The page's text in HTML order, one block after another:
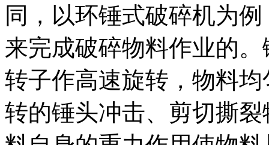
同，以环锤式破碎机为
来完成破碎物料作业的
转子作高速旋转，物料
转的锤头冲击、剪切撕